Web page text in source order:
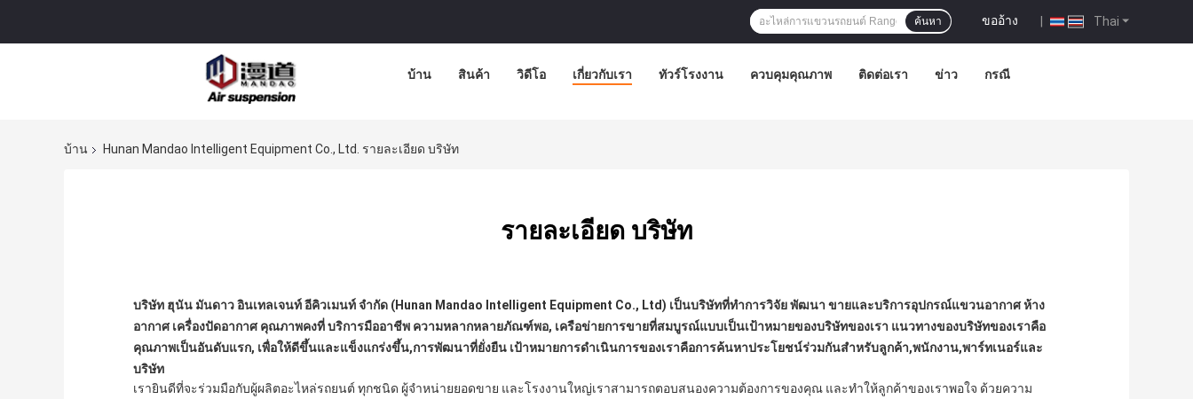
Thai
ขออ้าง |
ค้นหา
บ้าน สินค้า วิดีโอ เกี่ยวกับเรา ทัวร์โรงงาน ควบคุมคุณภาพ ติดต่อเรา ข่าว กรณี
บ้าน Hunan Mandao Intelligent Equipment Co., Ltd. รายละเอียด บริษัท
รายละเอียด บริษัท
บริษัท ฮุนัน มันดาว อินเทลเจนท์ อีคิวเมนท์ จํากัด (Hunan Mandao Intelligent Equipment Co., Ltd) เป็นบริษัทที่ทําการวิจัย พัฒนา ขายและบริการอุปกรณ์แขวนอากาศ ห้าง
อากาศ เครื่องปัดอากาศ คุณภาพคงที่ บริการมืออาชีพ ความหลากหลายภัณฑ์พอ, เครือข่ายการขายที่สมบูรณ์แบบเป็นเป้าหมายของบริษัทของเรา แนวทางของบริษัทของเราคือ
คุณภาพเป็นอันดับแรก, เพื่อให้ดีขึ้นและแข็งแกร่งขึ้น,การพัฒนาที่ยั่งยืน เป้าหมายการดําเนินการของเราคือการค้นหาประโยชน์ร่วมกันสําหรับลูกค้า,พนักงาน,พาร์ทเนอร์และ
บริษัท
เรายินดีที่จะร่วมมือกับผู้ผลิตอะไหล่รถยนต์ ทุกชนิด ผู้จําหน่ายยอดขาย และโรงงานใหญ่เราสามารถตอบสนองความต้องการของคุณ และทําให้ลูกค้าของเราพอใจ ด้วยความ